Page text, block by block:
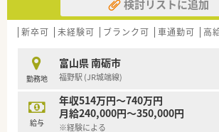
検討リストに追加
新卒可 未経験可 ブランク可 車通勤可 高
勤務地
富山県 南砺市
福野駅 (JR城端線)
給与
年収514万円～740万円
月給240,000円～350,000円
※経験による